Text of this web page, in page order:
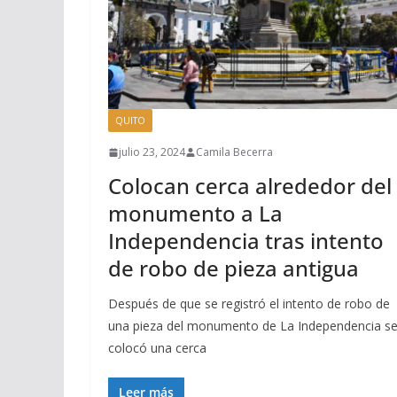
QUITO
julio 23, 2024 Camila Becerra
Colocan cerca alrededor del
monumento a La
Independencia tras intento
de robo de pieza antigua
Después de que se registró el intento de robo de
una pieza del monumento de La Independencia se
colocó una cerca
Leer más